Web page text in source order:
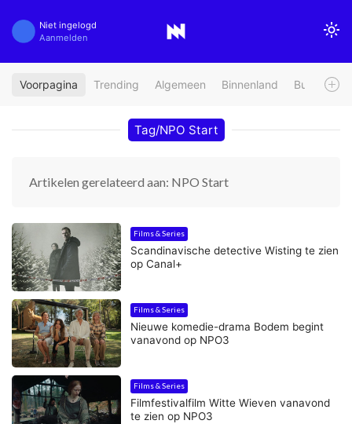
Niet ingelogd
Aanmelden
Voorpagina Trending Algemeen Binnenland Buitenland
Tag/NPO Start
Artikelen gerelateerd aan: NPO Start
Films & Series
Scandinavische detective Wisting te zien
op Canal+
Films & Series
Nieuwe komedie-drama Bodem begint
vanavond op NPO3
Films & Series
Filmfestivalfilm Witte Wieven vanavond
te zien op NPO3